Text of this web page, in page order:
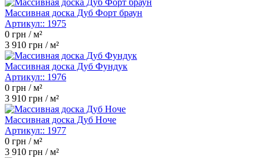
Массивная доска Дуб Форт браун
Артикул:: 1975
0 грн / м²
3 910 грн / м²
Массивная доска Дуб Фундук
Артикул:: 1976
0 грн / м²
3 910 грн / м²
Массивная доска Дуб Ноче
Артикул:: 1977
0 грн / м²
3 910 грн / м²